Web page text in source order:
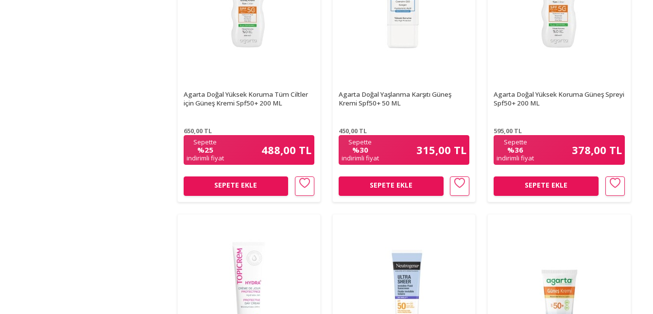
Agarta Doğal Yüksek Koruma Tüm Ciltler
için Güneş Kremi Spf50+ 200 ML
650,00TL
Sepette
%25
indirimli fiyat
488,00 TL
SEPETE EKLE
Agarta Doğal Yaşlanma Karşıtı Güneş
Kremi Spf50+ 50 ML
450,00TL
Sepette
%30
indirimli fiyat
315,00 TL
SEPETE EKLE
Agarta Doğal Yüksek Koruma Güneş Spreyi
Spf50+ 200 ML
595,00 TL
Sepette
%36
indirimli fiyat
378,00 TL
SEPETE EKLE